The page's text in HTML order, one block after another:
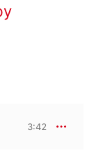
3:42